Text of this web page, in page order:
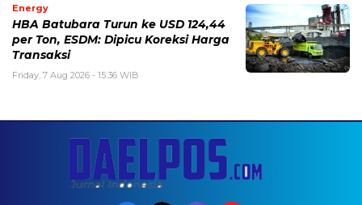
Energy
HBA Batubara Turun ke USD 124,44
per Ton, ESDM: Dipicu Koreksi Harga
Transaksi
Friday, 7 Aug 2026 - 15:36 WIB